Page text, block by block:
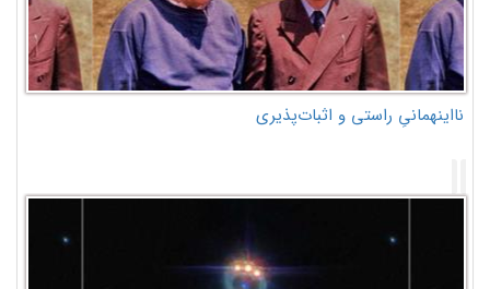
نااینهمانیِ راستی و اثبات‌پذیری